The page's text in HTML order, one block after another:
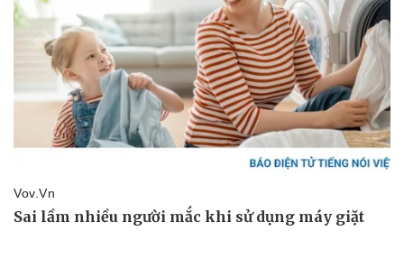
Lịch thi đấu bóng đá
Thế giới thể thao
eSports
Hậu trường
Xe máy
Tư vấn